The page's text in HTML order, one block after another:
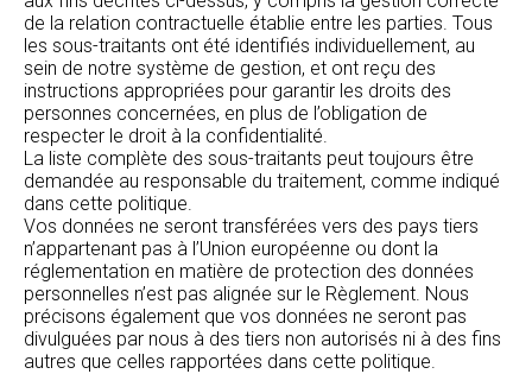
de la relation contractuelle établie entre les parties. Tous
les sous-traitants ont été identifiés individuellement, au
sein de notre système de gestion, et ont reçu des
instructions appropriées pour garantir les droits des
personnes concernées, en plus de l’obligation de
respecter le droit à la confidentialité.
La liste complète des sous-traitants peut toujours être
demandée au responsable du traitement, comme indiqué
dans cette politique.
Vos données ne seront transférées vers des pays tiers
n’appartenant pas à l’Union européenne ou dont la
réglementation en matière de protection des données
personnelles n’est pas alignée sur le Règlement. Nous
précisons également que vos données ne seront pas
divulguées par nous à des tiers non autorisés ni à des fins
autres que celles rapportées dans cette politique.